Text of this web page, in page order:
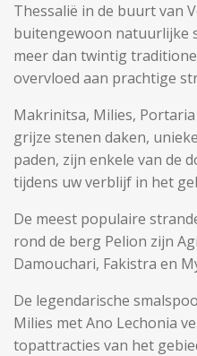
Thessalië in de buurt van
buitengewoon natuurlijke
meer dan twintig
overvloed aan prachtige
Makrinitsa, Milies,
grijze stenen daken,
paden, zijn enkele van de
tijdens uw verblijf in het
De meest populaire
rond de berg Pelion zijn
Damouchari, Fakistra en
De legendarische
Milies met Ano Lechonia
topattracties van het